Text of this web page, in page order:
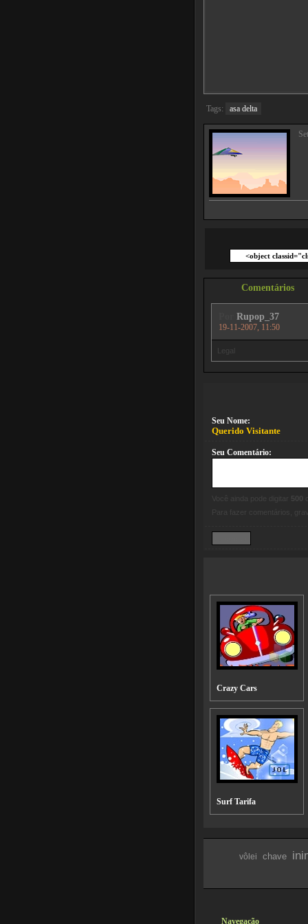
Tags: asa delta
Comentários
Rupop_37
19-11-2007, 11:50
Legal
Seu Nome:
Querido Visitante
Seu Comentário:
500
Para fazer comentários,
Crazy Cars
Surf Tarifa
vôlei chave
Navegação